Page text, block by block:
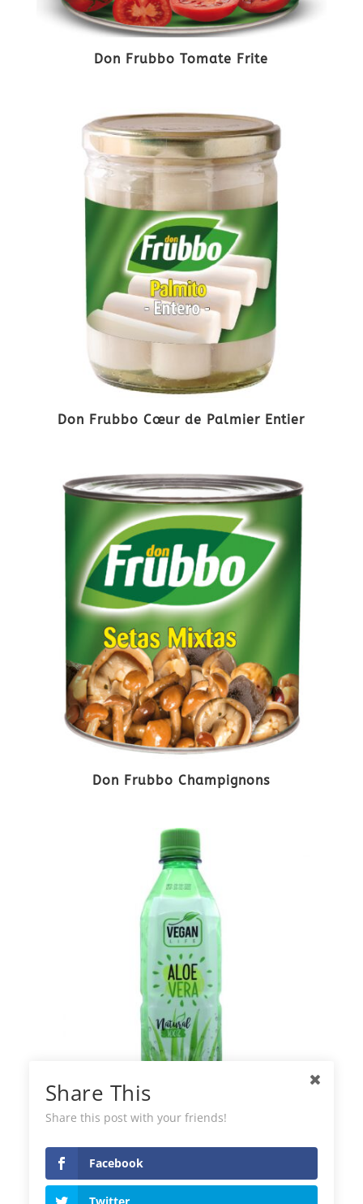
Don Frubbo Tomate Frite
Don Frubbo Cœur de Palmier Entier
Don Frubbo Champignons
Share This
Share this post with your friends!
Facebook